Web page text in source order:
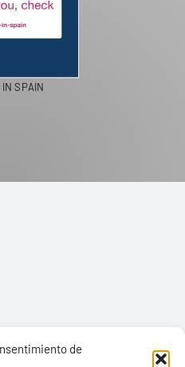
de
IN SPAIN